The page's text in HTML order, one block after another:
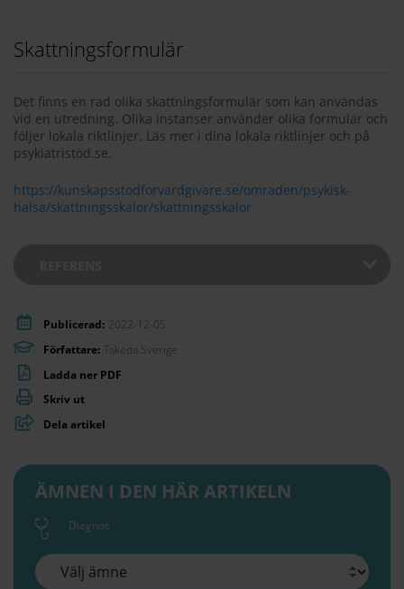
Skattningsformulär
Det finns en rad olika skattningsformulär som kan användas
vid en utredning. Olika instanser använder olika formulär och
följer lokala riktlinjer. Läs mer i dina lokala riktlinjer och på
psykiatristöd.se.
https://kunskapsstodforvardgivare.se/omraden/psykisk-
halsa/skattningsskalor/skattningsskalor
Publicerad: 2022-12-05
Författare: Takeda Sverige
Ladda ner PDF
Skriv ut
Dela artikel
ÄMNEN I DEN HÄR ARTIKELN
Diagnos